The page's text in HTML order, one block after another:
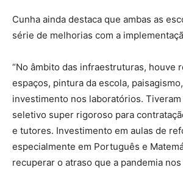
Cunha ainda destaca que ambas as
série de melhorias com a
“No âmbito das infraestruturas, houve
espaços, pintura da escola,
investimento nos laboratórios.
seletivo super rigoroso para
e tutores. Investimento em aulas de
especialmente em Português e
recuperar o atraso que a pandemia